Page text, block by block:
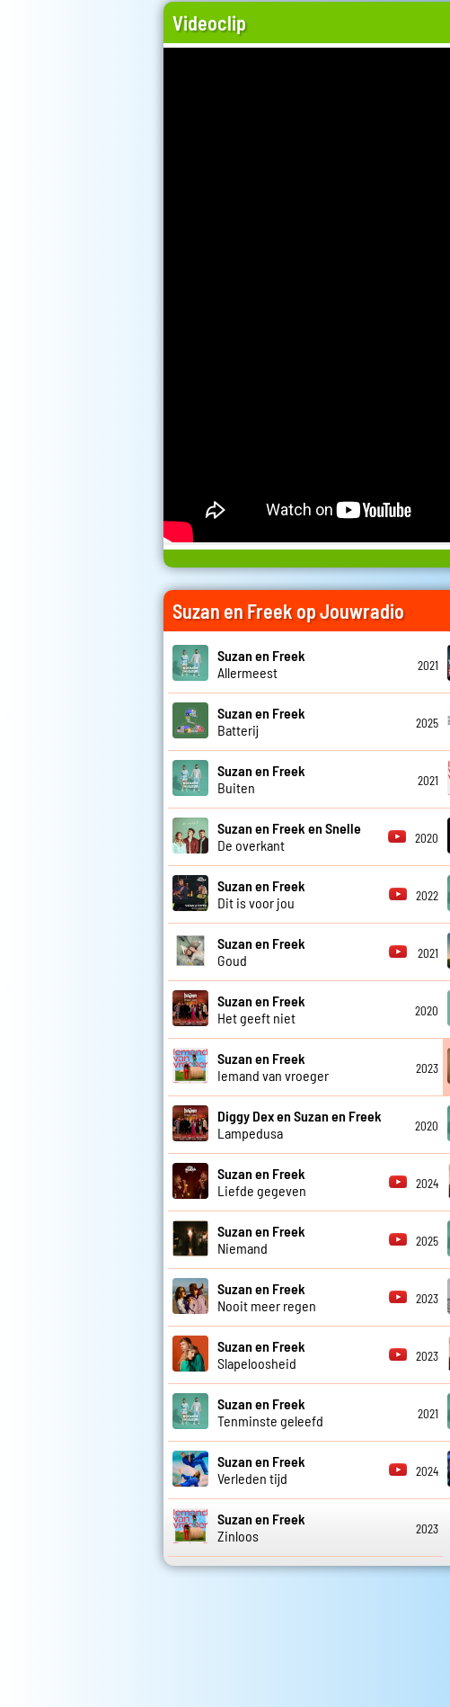
Videoclip
Suzan en Freek op Jouwradio
Suzan en Freek
Allermeest
2021
Suzan en Freek
Batterij
2025
Suzan en Freek
Buiten
2021
Suzan en Freek en Snelle
De overkant
2020
Suzan en Freek
Dit is voor jou
2022
Suzan en Freek
Goud
2021
Suzan en Freek
Het geeft niet
2020
Suzan en Freek
Iemand van vroeger
2023
Diggy Dex en Suzan en Freek
Lampedusa
2020
Suzan en Freek
Liefde gegeven
2024
Suzan en Freek
Niemand
2025
Suzan en Freek
Nooit meer regen
2023
Suzan en Freek
Slapeloosheid
2023
Suzan en Freek
Tenminste geleefd
2021
Suzan en Freek
Verleden tijd
2024
Suzan en Freek
Zinloos
2023